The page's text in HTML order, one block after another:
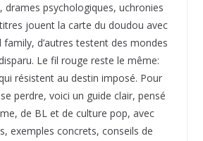
drames psychologiques, uchronies
jouent la carte du doudou avec
d’autres testent des mondes
Le fil rouge reste le même:
résistent au destin imposé. Pour
perdre, voici un guide clair, pensé
de BL et de culture pop, avec
exemples concrets, conseils de